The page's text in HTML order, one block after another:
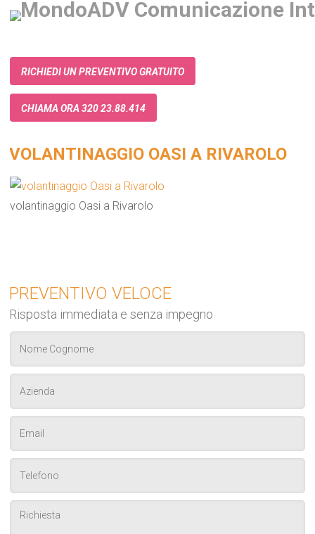
RICHIEDI UN PREVENTIVO GRATUITO
CHIAMA ORA 320 23.88.414
VOLANTINAGGIO OASI A RIVAROLO
volantinaggio Oasi a Rivarolo
PREVENTIVO VELOCE
Risposta immediata e senza impegno